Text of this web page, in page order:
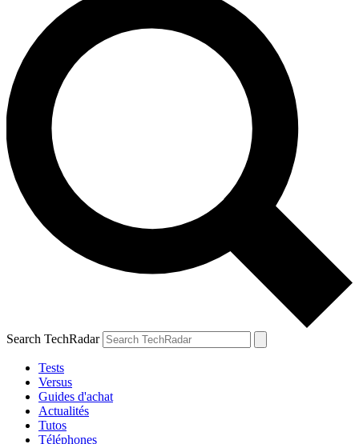
Search TechRadar
Tests
Versus
Guides d'achat
Actualités
Tutos
Téléphones